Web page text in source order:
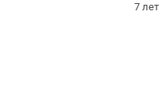
7 лет